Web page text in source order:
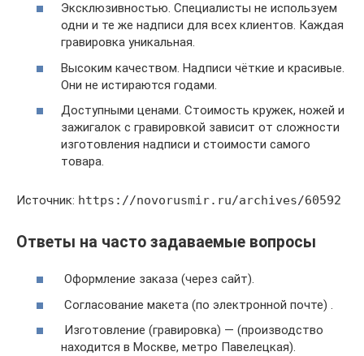
Эксклюзивностью. Специалисты не используем
одни и те же надписи для всех клиентов. Каждая
гравировка уникальная.
Высоким качеством. Надписи чёткие и красивые.
Они не истираются годами.
Доступными ценами. Стоимость кружек, ножей и
зажигалок с гравировкой зависит от сложности
изготовления надписи и стоимости самого
товара.
Источник: https://novorusmir.ru/archives/60592
Ответы на часто задаваемые вопросы
Оформление заказа (через сайт).
Согласование макета (по электронной почте) .
Изготовление (гравировка) — (производство
находится в Москве, метро Павелецкая).